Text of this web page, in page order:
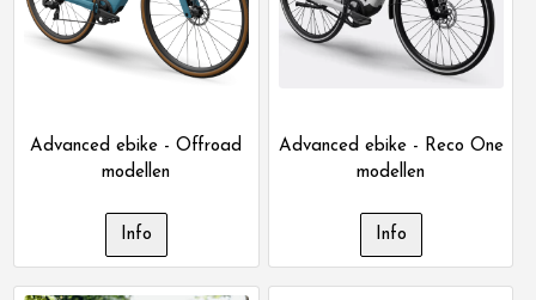
Advanced ebike - Offroad
modellen
Advanced ebike - Reco One
modellen